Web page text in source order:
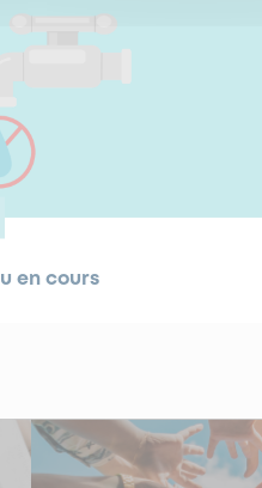
en cours